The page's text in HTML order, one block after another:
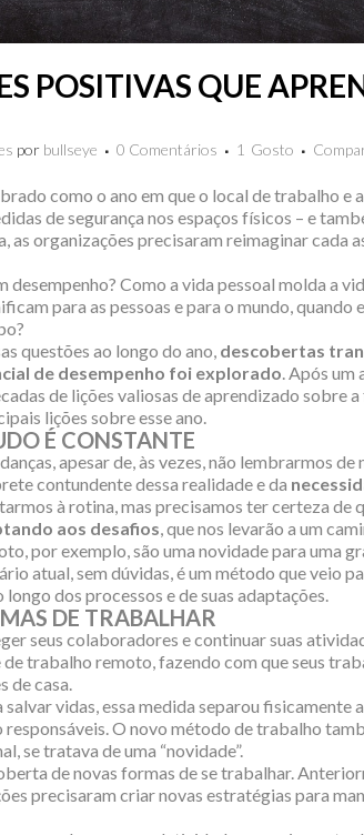
POSITIVAS QUE
por bullseye 0 Comentários 1 Gosto
como o ano em que o local de trabalho e
de segurança nos espaços físicos – e
as organizações precisaram reimaginar cada
desempenho? Como a vida pessoal molda a
para as pessoas e para o mundo, quando
questões ao longo do ano, descobertas
de desempenho foi explorado. Após um
de lições valiosas de aprendizado sobre
lições sobre esse ano.
É CONSTANTE
apesar de, às vezes, não lembrarmos de
contundente dessa realidade e da
à rotina, mas precisamos ter certeza de
aos desafios, que nos levarão a um
por exemplo, são uma novidade para uma
atual, sem dúvidas, é um método que veio
longo dos processos e de suas adaptações.
DE TRABALHAR
seus colaboradores e continuar suas
trabalho remoto, fazendo com que seus
de casa.
vidas, essa medida separou fisicamente
responsáveis. O novo método de trabalho
se tratava de uma “novidade”.
de novas formas de se trabalhar.
precisaram criar novas estratégias para